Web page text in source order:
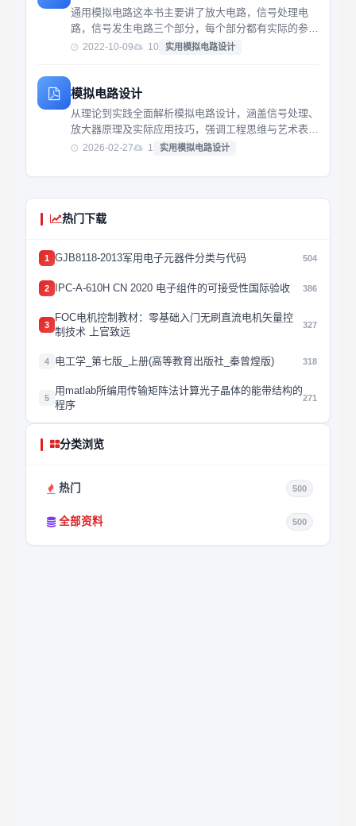
通用模拟电路这本书主要讲了放大电路，信号处理电
路，信号发生电路三个部分，每个部分都有实际的参考
电路很有参考价值
2022-10-09 10 实用模拟电路设计
模拟电路设计
从理论到实践全面解析模拟电路设计，涵盖信号处理、
放大器原理及实际应用技巧，强调工程思维与艺术表达
的融合。
2026-02-27 1 实用模拟电路设计
热门下载
1 GJB8118-2013军用电子元器件分类与代码 504
2 IPC-A-610H CN 2020 电子组件的可接受性国际验收 386
3
FOC电机控制教材：零基础入门无刷直流电机矢量控
制技术 上官致远
327
4 电工学_第七版_上册(高等教育出版社_秦曾煌版) 318
5
用matlab所编用传输矩阵法计算光子晶体的能带结构的
程序
271
分类浏览
热门 500
全部资料 500